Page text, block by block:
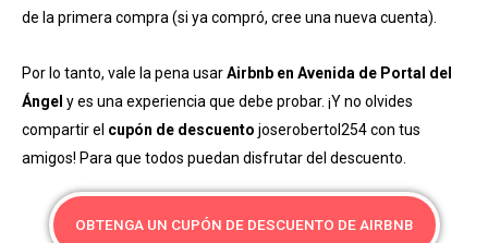
de la primera compra (si ya compró, cree una nueva cuenta).
Por lo tanto, vale la pena usarAirbnb en Avenida de Portal del
Ángel y es una experiencia que debe probar. ¡Y no olvides
compartir el cupón de descuento joserobertol254 con tus
amigos! Para que todos puedan disfrutar del descuento.
OBTENGA UN CUPÓN DE DESCUENTO DE AIRBNB